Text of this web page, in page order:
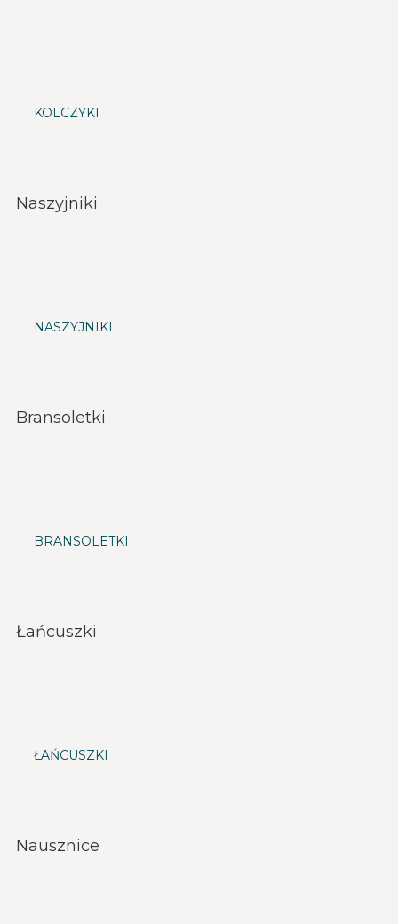
KOLCZYKI
Naszyjniki
NASZYJNIKI
Bransoletki
BRANSOLETKI
Łańcuszki
ŁAŃCUSZKI
Nausznice